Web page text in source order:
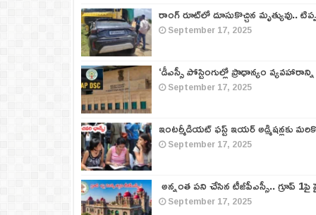
రాంగ్ రూట్‌లో దూసుకొచ్చిన మృత్యువు..
September 17, 2025
‘డీఎస్సీ పోస్టింగుల్లో ప్రాధాన్యం
September 17, 2025
ఇంటర్మీడియట్ ఫస్ట్‌ ఇయర్‌ అడ్మిషన్లకు
September 17, 2025
అన్నంత పని చేసిన టీజీపీఎస్సీ.. గ్రూప్‌
September 17, 2025